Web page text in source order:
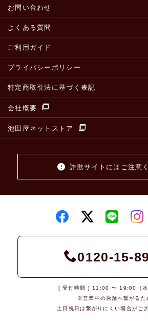
お問い合わせ
よくある質問
ご利用ガイド
プライバシーポリシー
特定商取引法に基づく表記
会社概要
池田屋ネットストア
詐欺サイトにはご注意
0120-15-
[ 受付時間 ] 11:00 〜 19:00（水
※営業中の店舗へ繋がるた
土日祝日は繋がりにくい場合がご